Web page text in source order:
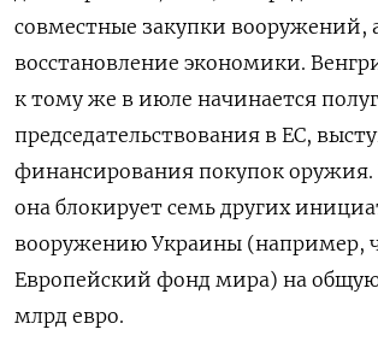
совместные закупки вооружений,
восстановление экономики.
к тому же в июле начинается
председательствования в ЕС,
финансирования покупок оружия.
она блокирует семь других
вооружению Украины (например,
Европейский фонд мира) на
млрд евро.